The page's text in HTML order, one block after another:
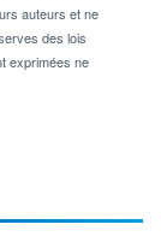
auteurs et ne
des lois
exprimées ne